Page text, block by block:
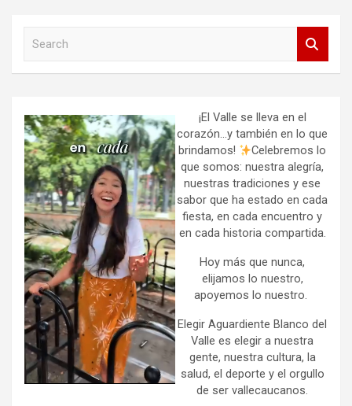
h
¡El Valle se lleva en el
corazón…y también en lo que
brindamos!
Celebremos lo
que somos: nuestra alegría,
nuestras tradiciones y ese
sabor que ha estado en cada
fiesta, en cada encuentro y
en cada historia compartida.
Hoy más que nunca,
elijamos lo nuestro,
apoyemos lo nuestro.
Elegir Aguardiente Blanco del
Valle es elegir a nuestra
gente, nuestra cultura, la
salud, el deporte y el orgullo
de ser vallecaucanos.